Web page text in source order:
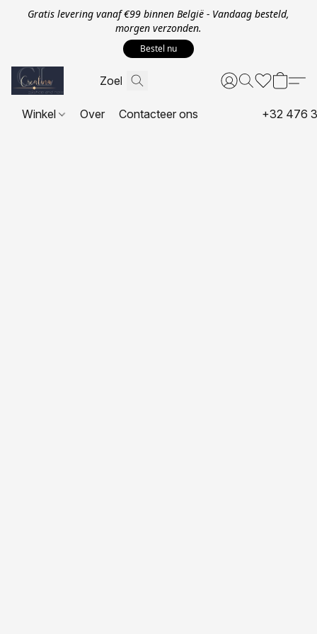
Gratis levering vanaf €99 binnen België - Vandaag besteld,
morgen verzonden.
Bestel nu
Winkel Over Contacteer ons +32 476